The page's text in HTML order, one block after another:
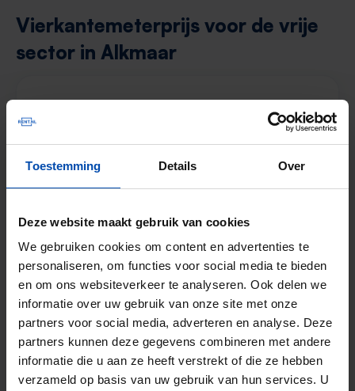
Toestemming Details Over
Deze website maakt gebruik van cookies
We gebruiken cookies om content en advertenties te
personaliseren, om functies voor social media te bieden
en om ons websiteverkeer te analyseren. Ook delen we
informatie over uw gebruik van onze site met onze
partners voor social media, adverteren en analyse. Deze
partners kunnen deze gegevens combineren met andere
informatie die u aan ze heeft verstrekt of die ze hebben
verzameld op basis van uw gebruik van hun services. U
Vierkantemeterprijs voor de vrije
sector in Alkmaar
De gemiddelde huurprijs in de vrije sector in
Alkmaar was in Q3 in 2025
€20,78 per m2.
Dit is eenprijsdaling van 0,46%ten
opzichte van het vorige kwartaal.
€19,90 per m 2
De gemiddelde huurprijs in de vrije sector in
Alkmaar ligt dus 4,39% boven het landelijk
gemiddelde.
Deze cijfers zijn gebaseerd op61 objecten
die in Q3 van 2025 zijn aangeboden in de
vrije sector.